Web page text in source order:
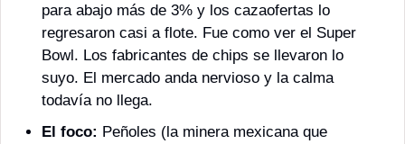
para abajo más de 3% y los cazaofertas lo
regresaron casi a flote. Fue como ver el Super
Bowl. Los fabricantes de chips se llevaron lo
suyo. El mercado anda nervioso y la calma
todavía no llega.
El foco: Peñoles (la minera mexicana que